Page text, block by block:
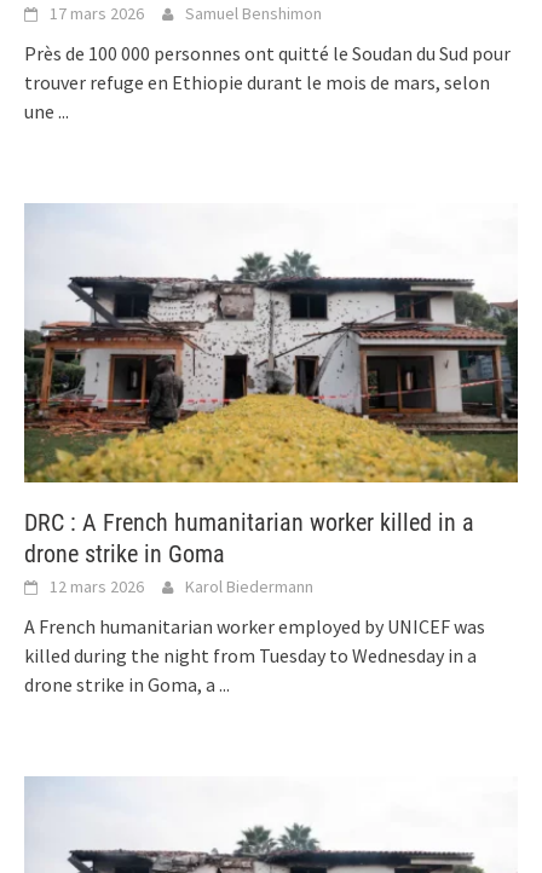
17 mars 2026 Samuel Benshimon
Près de 100 000 personnes ont quitté le Soudan du Sud pour
trouver refuge en Ethiopie durant le mois de mars, selon
une ...
DRC : A French humanitarian worker killed in a
drone strike in Goma
12 mars 2026 Karol Biedermann
A French humanitarian worker employed by UNICEF was
killed during the night from Tuesday to Wednesday in a
drone strike in Goma, a ...